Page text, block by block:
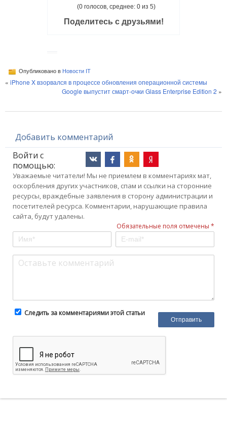
(0 голосов, среднее: 0 из 5)
Поделитесь с друзьями!
Опубликовано в Новости IT
« iPhone X взорвался в процессе обновления операционной системы
Google выпустит смарт-очки Glass Enterprise Edition 2 »
Добавить комментарий
Войти с
помощью:
Уважаемые читатели! Мы не приемлем в комментариях мат,
оскорбления других участников, спам и ссылки на сторонние
ресурсы, враждебные заявления в сторону администрации и
посетителей ресурса. Комментарии, нарушающие правила
сайта, будут удалены.
Обязательные поля отмечены *
Следить за комментариями этой статьи